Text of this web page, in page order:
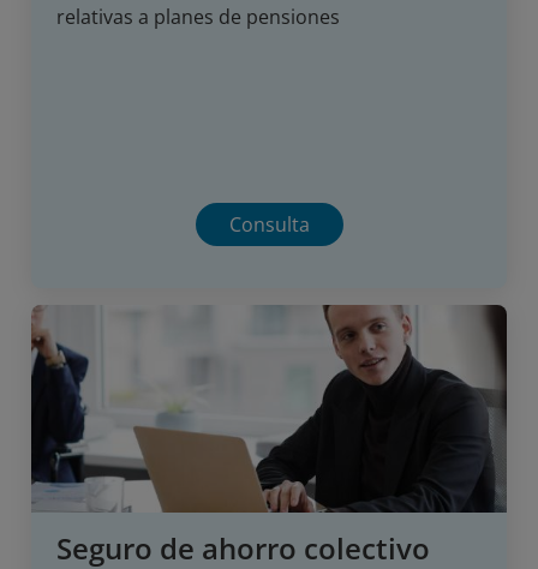
relativas a planes de pensiones
Consulta
Seguro de ahorro colectivo